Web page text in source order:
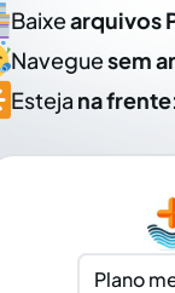
Baixearquivos
Naveguesem
Esteja na frente
Plano